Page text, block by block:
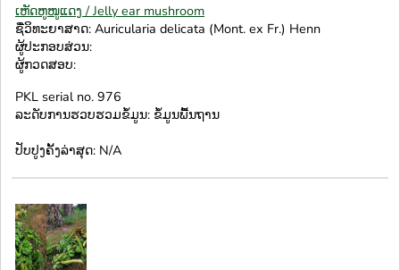
ເຫັດຫູໜູແດງ / Jelly ear mushroom
ຊື່ວິທະຍາສາດ: Auricularia delicata (Mont. ex Fr.) Henn
ຜູ້ປະກອບສ່ວນ:
ຜູ້ກວດສອບ:
PKL serial no. 976
ລະດັບການຮວບຮວມຂໍ້ມູນ: ຂໍ້ມູນພື້ນຖານ
ປັບປູງຄັ້ງລ່າສຸດ: N/A